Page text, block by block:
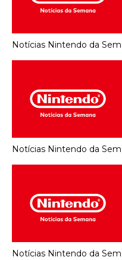
Notícias Nintendo da
Notícias Nintendo da
Notícias Nintendo da